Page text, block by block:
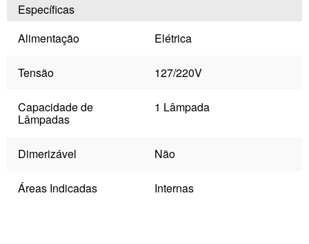
Específicas
Alimentação
Elétrica
Tensão 127/220V
Capacidade de
Lâmpadas
1 Lâmpada
Dimerizável Não
Áreas Indicadas Internas